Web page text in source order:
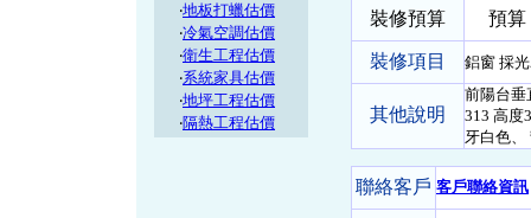
‧地板打蠟估價
‧冷氣空調估價
‧衛生工程估價
‧系統家具估價
‧地坪工程估價
‧隔熱工程估價
裝修預算 預算
裝修項目 鋁窗 採
其他說明
前陽台垂
313 高度
牙白色、
聯絡客戶 客戶聯絡資訊